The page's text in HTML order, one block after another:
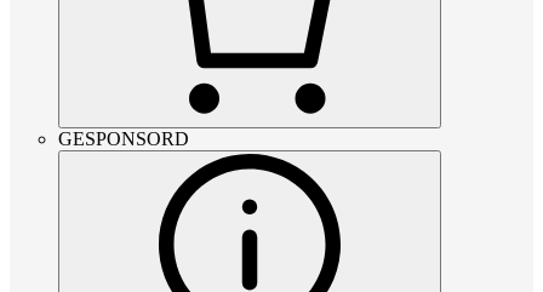
GESPONSORD